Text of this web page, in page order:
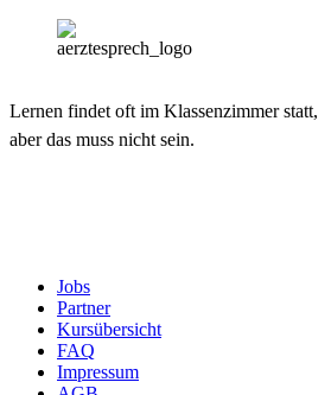
Lernen findet oft im Klassenzimmer statt,
aber das muss nicht sein.
Jobs
Partner
Kursübersicht
FAQ
Impressum